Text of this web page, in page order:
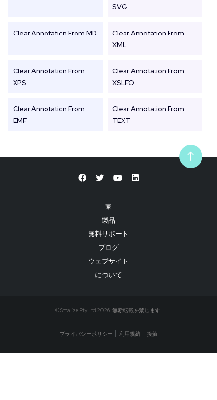
SVG
Clear Annotation From MD
Clear Annotation From
XML
Clear Annotation From
XPS
Clear Annotation From
XSLFO
Clear Annotation From
EMF
Clear Annotation From
TEXT
家
製品
無料サポート
ブログ
ウェブサイト
について
© Smallize Pty Ltd 2026. 無断転載を禁じます.
プライバシーポリシー 利用規約 接触